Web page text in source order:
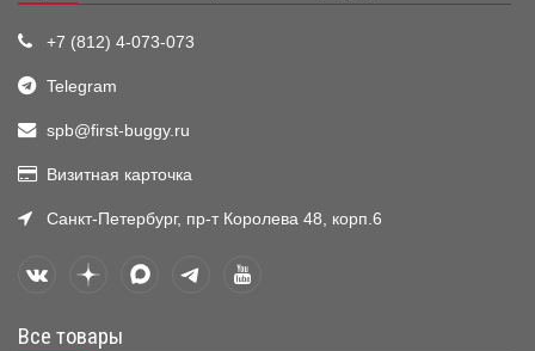
+7 (812) 4-073-073
Telegram
spb@first-buggy.ru
Визитная карточка
Санкт-Петербург, пр-т Королева 48, корп.6
Все товары